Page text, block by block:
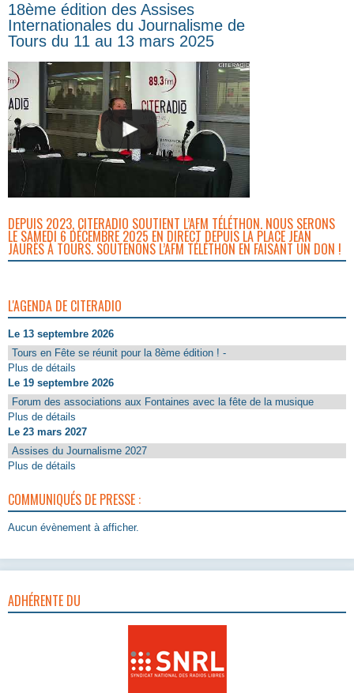
18ème édition des Assises
Internationales du Journalisme de
Tours du 11 au 13 mars 2025
DEPUIS 2023, CITERADIO SOUTIENT L’AFM TÉLÉTHON. NOUS SERONS
LE SAMEDI 6 DÉCEMBRE 2025 EN DIRECT DEPUIS LA PLACE JEAN
JAURÈS À TOURS. SOUTENONS L’AFM TÉLÉTHON EN FAISANT UN DON !
L'AGENDA DE CITERADIO
Le 13 septembre 2026
Tours en Fête se réunit pour la 8ème édition ! -
Plus de détails
Le 19 septembre 2026
Forum des associations aux Fontaines avec la fête de la musique
Plus de détails
Le 23 mars 2027
Assises du Journalisme 2027
Plus de détails
COMMUNIQUÉS DE PRESSE :
Aucun évènement à afficher.
ADHÉRENTE DU